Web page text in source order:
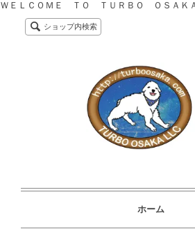
ＷＥＬＣＯＭＥ ＴＯ ＴＵＲＢＯ ＯＳＡＫ
ショップ内検索
ホーム